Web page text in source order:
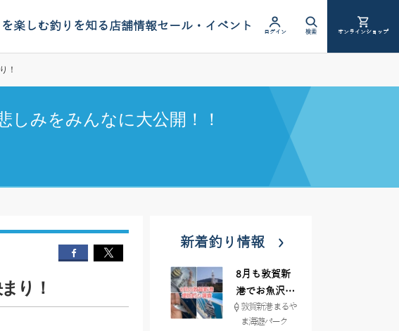
楽しむ釣りを知る店舗情報セール・イベント ログイン 検索 オンラインショップ
！
しみをみんなに大公開！！
り！
新着釣り情報
8月も敦賀新
港でお魚沢山
♪ イシグロ彦
根店
敦賀新港 まるや
ま海遊パーク